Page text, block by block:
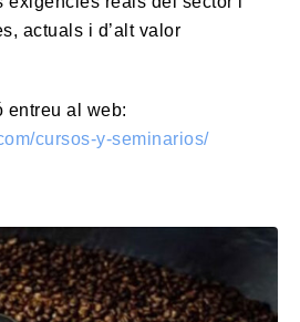
actuals i d’alt valor
entreu al web:
cursos-y-seminarios/